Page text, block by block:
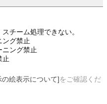
スチーム処理できない。
ング禁止
ニング禁止
止
の絵表示について]をご確認くだ